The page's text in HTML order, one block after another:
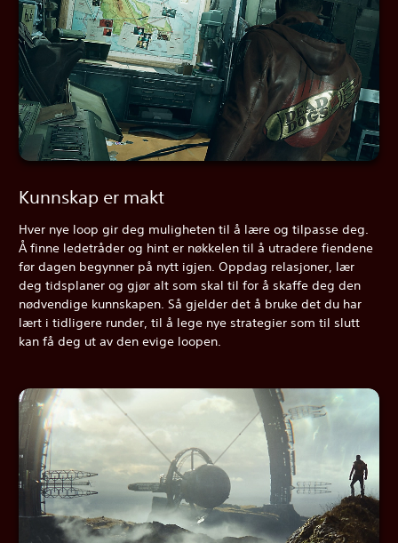
Kunnskap er makt
Hver nye loop gir deg muligheten til å lære og tilpasse deg.
Å finne ledetråder og hint er nøkkelen til å utradere fiendene
før dagen begynner på nytt igjen. Oppdag relasjoner, lær
deg tidsplaner og gjør alt som skal til for å skaffe deg den
nødvendige kunnskapen. Så gjelder det å bruke det du har
lært i tidligere runder, til å lege nye strategier som til slutt
kan få deg ut av den evige loopen.